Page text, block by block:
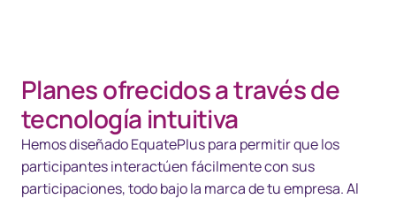
Planes ofrecidos a través de
tecnología intuitiva
Hemos diseñado EquatePlus para permitir que los
participantes interactúen fácilmente con sus
participaciones, todo bajo la marca de tu empresa. Al